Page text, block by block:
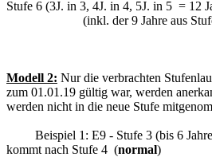
Stufe 6 (3J. in 3, 4J. in 4, 5J. in 5 = 12
(inkl. der 9 Jahre
Modell 2: Nur die verbrachten
zum 01.01.19 gültig war, werden
werden nicht in die neue Stufe
Beispiel 1: E9 - Stufe 3 (bis 6 Jahre
kommt nach Stufe 4 (normal)